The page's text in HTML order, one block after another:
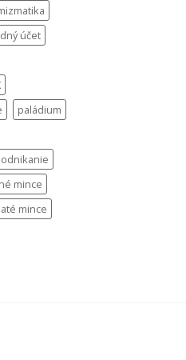
účet
paládium
mince
mince